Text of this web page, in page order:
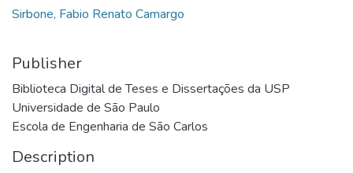
Sirbone, Fabio Renato Camargo
Publisher
Biblioteca Digital de Teses e Dissertações da USP
Universidade de São Paulo
Escola de Engenharia de São Carlos
Description